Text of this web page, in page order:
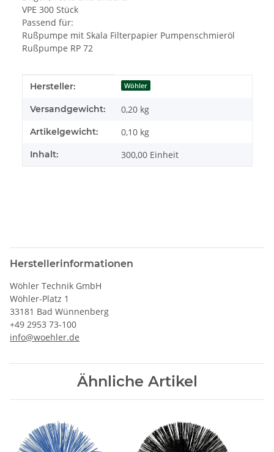
VPE 300 Stück
Passend für:
Rußpumpe mit Skala Filterpapier Pumpenschmieröl
Rußpumpe RP 72
Produkteigenschaft
Wert
Hersteller: Wöhler
Versandgewicht: 0,20 kg
Artikelgewicht: 0,10 kg
Inhalt: 300,00 Einheit
Herstellerinformationen
Wöhler Technik GmbH
Wöhler-Platz 1
33181 Bad Wünnenberg
+49 2953 73-100
info@woehler.de
Ähnliche Artikel